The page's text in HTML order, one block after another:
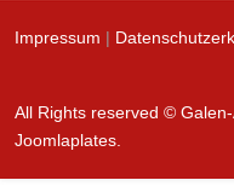
Impressum |
All Rights reserved ©
Joomlaplates